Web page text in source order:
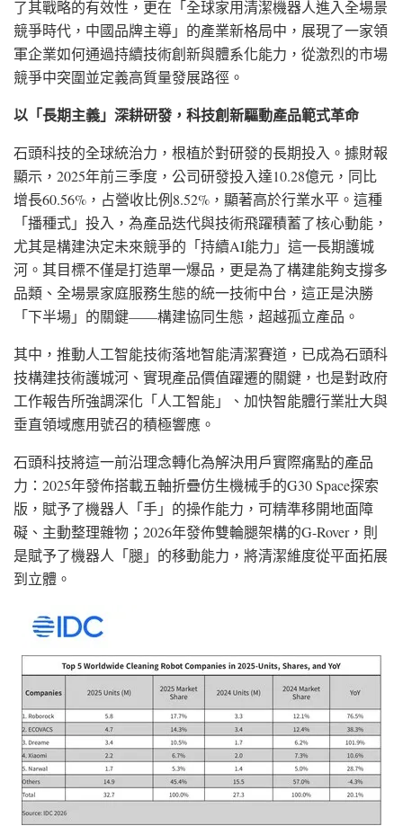
了其戰略的有效性，更在「全球家用清潔機器人進入全場景
競爭時代，中國品牌主導」的產業新格局中，展現了一家領
軍企業如何通過持續技術創新與體系化能力，從激烈的市場
競爭中突圍並定義高質量發展路徑。
以「長期主義」深耕研發，科技創新驅動產品範式革命
石頭科技的全球統治力，根植於對研發的長期投入。據財報
顯示，2025年前三季度，公司研發投入達10.28億元，同比
增長60.56%，占營收比例8.52%，顯著高於行業水平。這種
「播種式」投入，為產品迭代與技術飛躍積蓄了核心動能，
尤其是構建決定未來競爭的「持續AI能力」這一長期護城
河。其目標不僅是打造單一爆品，更是為了構建能夠支撐多
品類、全場景家庭服務生態的統一技術中台，這正是決勝
「下半場」的關鍵——構建協同生態，超越孤立產品。
其中，推動人工智能技術落地智能清潔賽道，已成為石頭科
技構建技術護城河、實現產品價值躍遷的關鍵，也是對政府
工作報告所強調深化「人工智能」、加快智能體行業壯大與
垂直領域應用號召的積極響應。
石頭科技將這一前沿理念轉化為解決用戶實際痛點的產品
力：2025年發佈搭載五軸折疊仿生機械手的G30 Space探索
版，賦予了機器人「手」的操作能力，可精準移開地面障
礙、主動整理雜物；2026年發佈雙輪腿架構的G-Rover，則
是賦予了機器人「腿」的移動能力，將清潔維度從平面拓展
到立體。